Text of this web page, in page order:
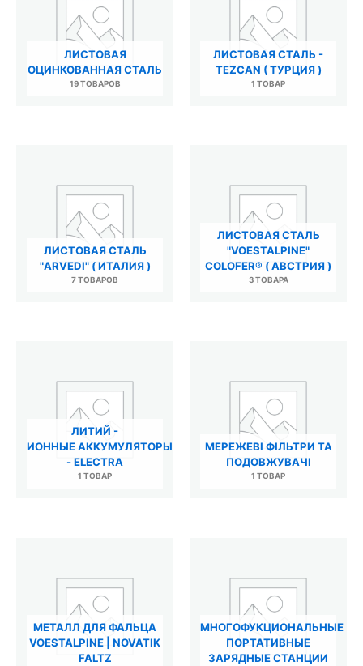
ЛИСТОВАЯ
ОЦИНКОВАННАЯ СТАЛЬ
19 ТОВАРОВ
ЛИСТОВАЯ СТАЛЬ -
TEZCAN ( ТУРЦИЯ )
1 ТОВАР
ЛИСТОВАЯ СТАЛЬ
"ARVEDI" ( ИТАЛИЯ )
7 ТОВАРОВ
ЛИСТОВАЯ СТАЛЬ
"VOESTALPINE"
COLOFER® ( АВСТРИЯ )
3 ТОВАРА
ЛИТИЙ -
ИОННЫЕ АККУМУЛЯТОРЫ
- ELECTRA
1 ТОВАР
МЕРЕЖЕВІ ФІЛЬТРИ ТА
ПОДОВЖУВАЧІ
1 ТОВАР
МЕТАЛЛ ДЛЯ ФАЛЬЦА
VOESTALPINE | NOVATIK
FALTZ
МНОГОФУКЦИОНАЛЬНЫЕ
ПОРТАТИВНЫЕ
ЗАРЯДНЫЕ СТАНЦИИ